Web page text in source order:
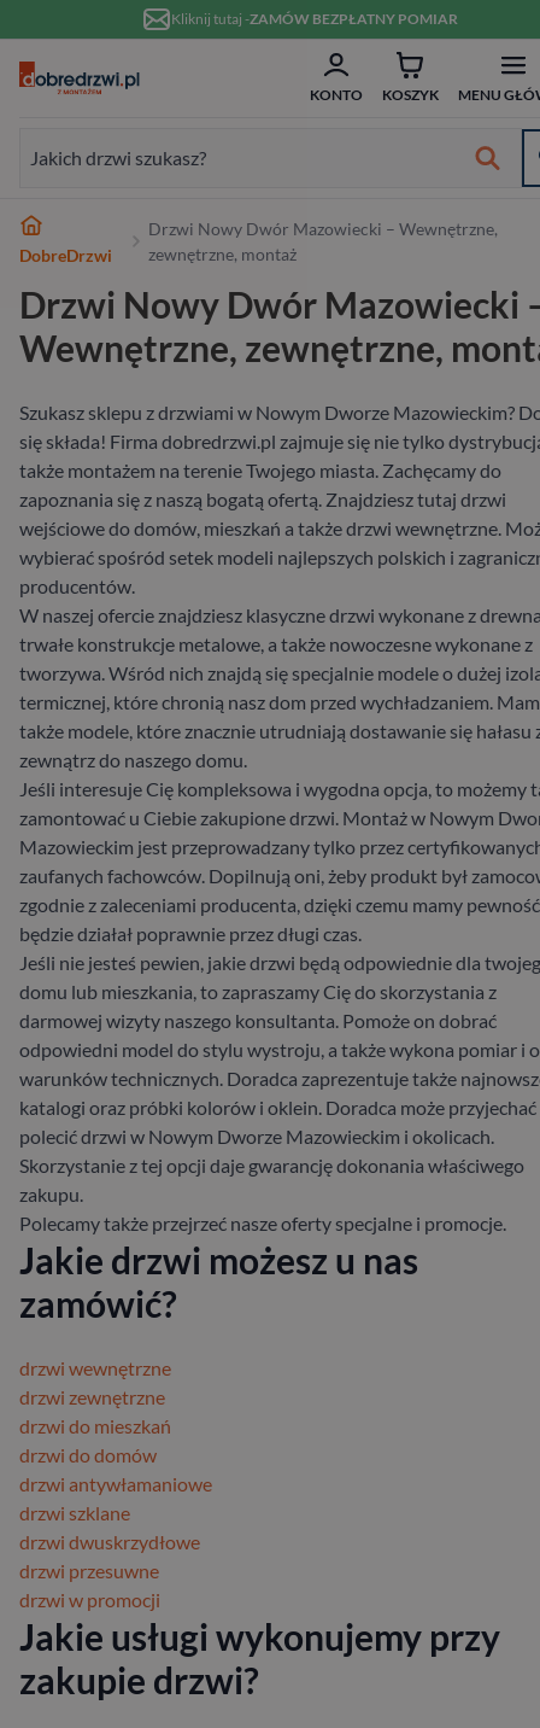
Kliknij tutaj -ZAMÓW BEZPŁATNY POMIAR
KONTO KOSZYK MENU
Formularz wyszukiwania:
Od ręki w 10 dni
Wewnętrzne
Zewnętrzne
Wejściowe
Wykończenie
Typ
Materiał
Rodzaj
Białe
Nowoczesne
Bezprzylgowe
Przesuwne
Ukryte
Szklane
Ościeżnicą
Dwuskrzydłowe
70 cm
80 cm
90 cm
Na wymiar
Typ
Materiał
Wykończenie
Rodzaj
Do domu
Do mieszkania
Pasywne
Drewniane
Aluminiowe
Stalowe
Białe
W nowoczesnym stylu
Dwuskrzydłowe
Niestandardowe wymiary
Przeznaczenie
Materiał
Antywłamaniowe
Szerokość
Do domu
Wejściowe wewnątrzklatkowe
Hybrydowe
Stalowe
Drewniane
RC2
RC3
RC4
80 cm
90 cm
100 cm
DobreDrzwi
Drzwi Nowy Dwór Mazowiecki – Wewnętrzne,
zewnętrzne, montaż
Drzwi Nowy Dwór Mazowiecki
Wewnętrzne, zewnętrzne,
Szukasz sklepu z drzwiami w Nowym Dworze Mazowieckim?
się składa! Firma dobredrzwi.pl zajmuje się nie tylko
także montażem na terenie Twojego miasta. Zachęcamy do
zapoznania się z naszą bogatą ofertą. Znajdziesz tutaj drzwi
wejściowe do domów, mieszkań a także drzwi wewnętrzne.
wybierać spośród setek modeli najlepszych polskich i
producentów.
W naszej ofercie znajdziesz klasyczne drzwi wykonane z
trwałe konstrukcje metalowe, a także nowoczesne wykonane z
tworzywa. Wśród nich znajdą się specjalnie modele o dużej
termicznej, które chronią nasz dom przed wychładzaniem.
także modele, które znacznie utrudniają dostawanie się hałasu
zewnątrz do naszego domu.
Jeśli interesuje Cię kompleksowa i wygodna opcja, to możemy
zamontować u Ciebie zakupione drzwi. Montaż w Nowym
Mazowieckim jest przeprowadzany tylko przez
zaufanych fachowców. Dopilnują oni, żeby produkt był
zgodnie z zaleceniami producenta, dzięki czemu mamy
będzie działał poprawnie przez długi czas.
Jeśli nie jesteś pewien, jakie drzwi będą odpowiednie dla
domu lub mieszkania, to zapraszamy Cię do skorzystania z
darmowej wizyty naszego konsultanta. Pomoże on dobrać
odpowiedni model do stylu wystroju, a także wykona pomiar i
warunków technicznych. Doradca zaprezentuje także
katalogi oraz próbki kolorów i oklein. Doradca może przyjechać
polecić drzwi w Nowym Dworze Mazowieckim i okolicach.
Skorzystanie z tej opcji daje gwarancję dokonania właściwego
zakupu.
Polecamy także przejrzeć nasze oferty specjalne i promocje.
Jakie drzwi możesz u nas
zamówić?
drzwi wewnętrzne
drzwi zewnętrzne
drzwi do mieszkań
drzwi do domów
drzwi antywłamaniowe
drzwi szklane
drzwi dwuskrzydłowe
drzwi przesuwne
drzwi w promocji
Jakie usługi wykonujemy przy
zakupie drzwi?